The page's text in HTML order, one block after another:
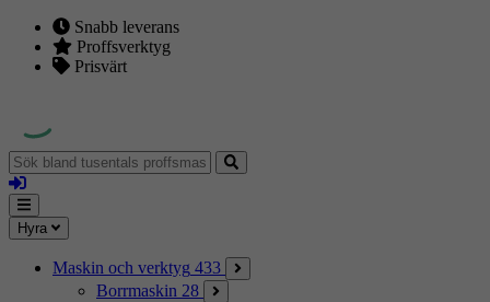
Snabb leverans
Proffsverktyg
Prisvärt
Sök
bland
tusentals
proffsmaskiner
Logga
in
Mina
sidor
Meny
Hyra
Maskin och verktyg 433
Borrmaskin 28